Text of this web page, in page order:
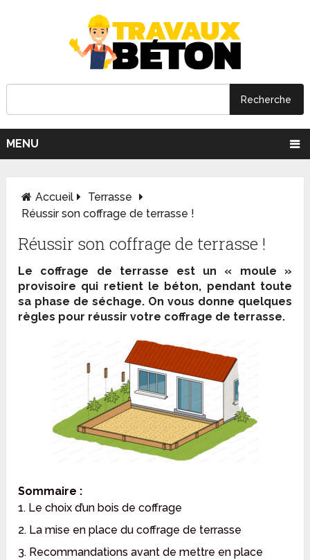
MENU
Accueil
Terrasse
Réussir son coffrage de terrasse !
Réussir son coffrage de terrasse !
Le coffrage de terrasse est un « moule »
provisoire qui retient le béton, pendant toute
sa phase de séchage. On vous donne quelques
règles pour réussir votre coffrage de terrasse.
Sommaire :
1. Le choix d’un bois de coffrage
2. La mise en place du coffrage de terrasse
3. Recommandations avant de mettre en place